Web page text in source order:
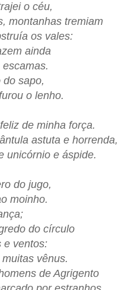
o céu,
montanhas tremiam
os vales:
ainda
sapo,
o lenho.
de minha força.
astuta e horrenda,
unicórnio e áspide.
do jugo,
moinho.
do círculo
e ventos:
vênus.
de Agrigento